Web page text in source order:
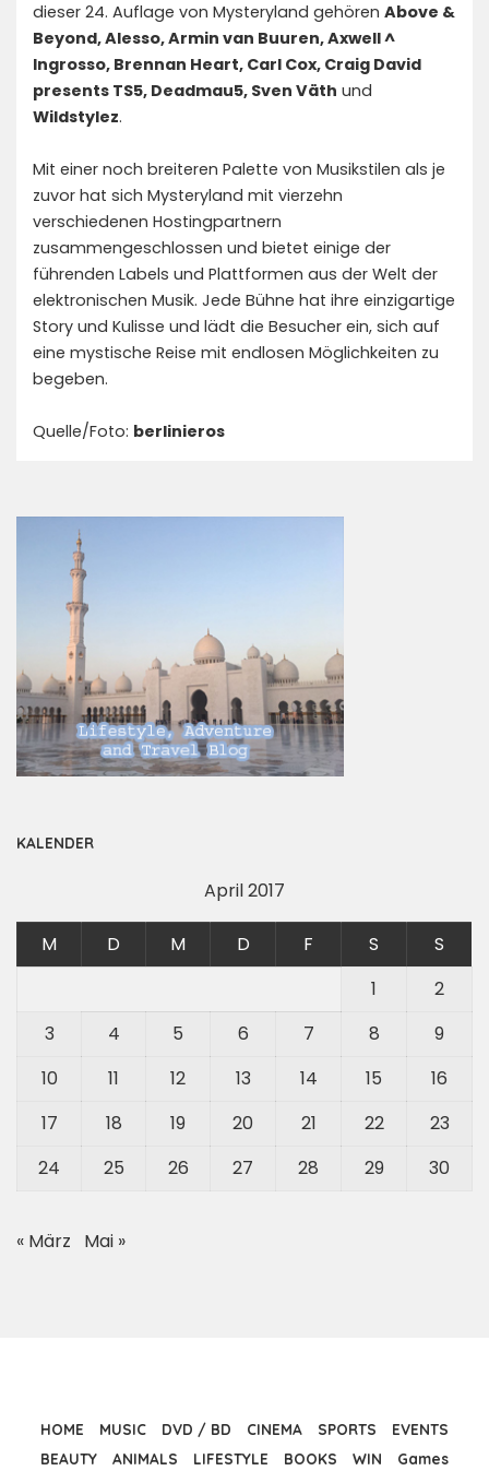
dieser 24. Auflage von Mysteryland gehören Above &
Beyond, Alesso, Armin van Buuren, Axwell ^
Ingrosso, Brennan Heart, Carl Cox, Craig David
presents TS5, Deadmau5, Sven Väth und
Wildstylez.
Mit einer noch breiteren Palette von Musikstilen als je
zuvor hat sich Mysteryland mit vierzehn
verschiedenen Hostingpartnern
zusammengeschlossen und bietet einige der
führenden Labels und Plattformen aus der Welt der
elektronischen Musik. Jede Bühne hat ihre einzigartige
Story und Kulisse und lädt die Besucher ein, sich auf
eine mystische Reise mit endlosen Möglichkeiten zu
begeben.
Quelle/Foto: berlinieros
KALENDER
April 2017
M D M D F S
S
1
2
3
4 5 6 7 8
9
10
11 12 13 14 15
16
17
18 19 20 21 22
23
24
25 26 27 28 29 30
« März Mai »
HOME MUSIC DVD / BD CINEMA SPORTS
EVENTS
BEAUTY
ANIMALS LIFESTYLE BOOKS WIN Games